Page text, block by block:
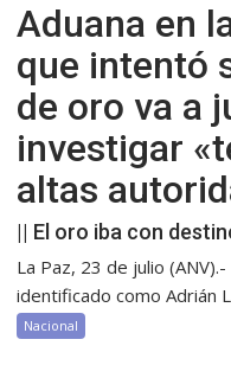
Aduana en
que intentó
de oro va a
investigar
altas
|| El oro iba con
La Paz, 23 de julio
identificado como Adrián
Nacional